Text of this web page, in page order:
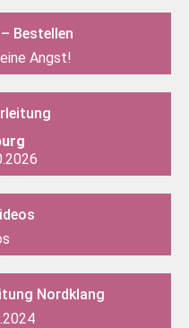
Bestellen
Angst!
Nordklang